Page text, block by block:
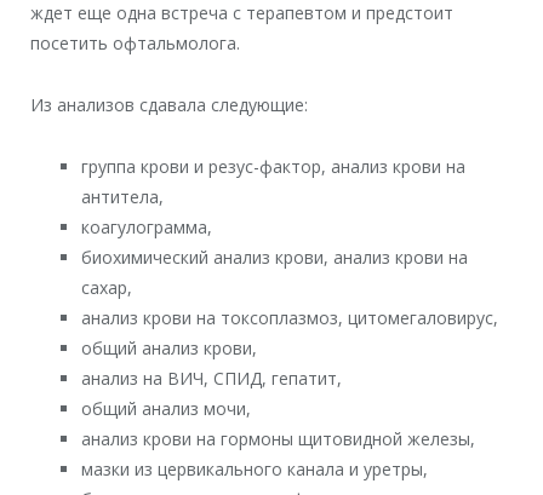
ждет еще одна встреча с терапевтом и предстоит
посетить офтальмолога.
Из анализов сдавала следующие:
группа крови и резус-фактор, анализ крови на
антитела,
коагулограмма,
биохимический анализ крови, анализ крови на
сахар,
анализ крови на токсоплазмоз, цитомегаловирус,
общий анализ крови,
анализ на ВИЧ, СПИД, гепатит,
общий анализ мочи,
анализ крови на гормоны щитовидной железы,
мазки из цервикального канала и уретры,